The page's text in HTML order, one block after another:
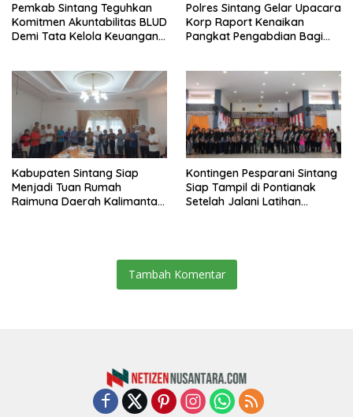
Pemkab Sintang Teguhkan
Komitmen Akuntabilitas BLUD
Demi Tata Kelola Keuangan
Polres Sintang Gelar Upacara
Korp Raport Kenaikan
Pangkat Pengabdian Bagi
Kabupaten Sintang Siap
Menjadi Tuan Rumah
Raimuna Daerah Kalimantan
Kontingen Pesparani Sintang
Siap Tampil di Pontianak
Setelah Jalani Latihan
Tambah Komentar